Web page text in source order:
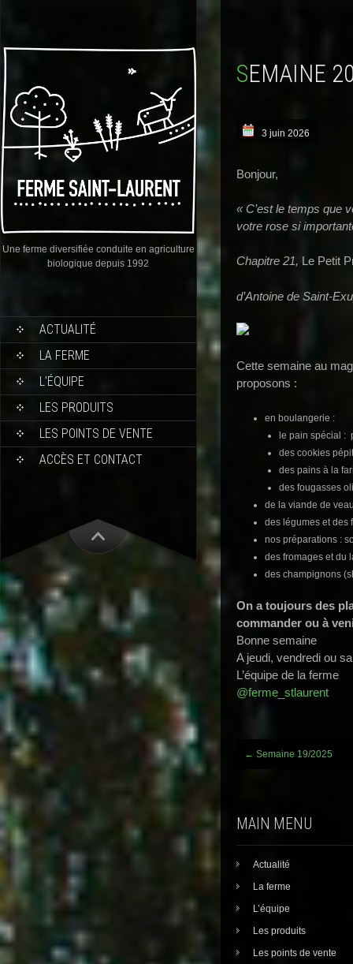
Une ferme diversifiée conduite en agriculture
biologique depuis 1992
ACTUALITÉ
LA FERME
L’ÉQUIPE
LES PRODUITS
LES POINTS DE VENTE
ACCÈS ET CONTACT
SEMAINE
3 juin 2026
Bonjour,
« C’est le temps que
votre rose si
Chapitre 21, Le Petit
d’Antoine de Saint-
Cette semaine au
proposons :
en boulangerie :
le pain spécial :
des cookies
des pains à la
des fougasses
de la viande de
des légumes et des
nos préparations :
des fromages et du
des champignons
On a toujours des
commander ou à
Bonne semaine
A jeudi, vendredi ou
L’équipe de la ferme
@ferme_stlaurent
Post
← Semaine 19/2025
MAIN MENU
Actualité
La ferme
L’équipe
Les produits
Les points de vente